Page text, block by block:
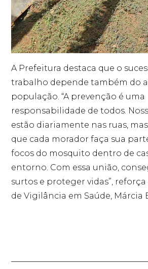
A Prefeitura destaca que o
trabalho depende também do
população. “A prevenção é uma
responsabilidade de todos.
estão diariamente nas ruas,
que cada morador faça sua
focos do mosquito dentro de
entorno. Com essa união,
surtos e proteger vidas”,
de Vigilância em Saúde, Márcia